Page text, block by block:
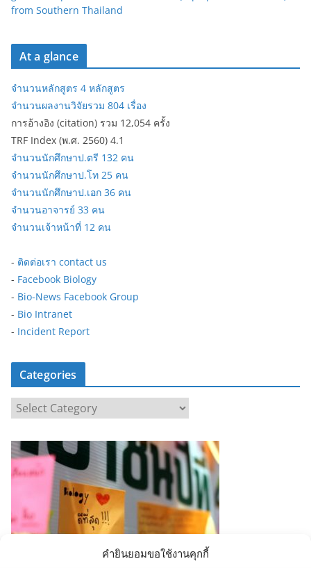
คำยินยอมขอใช้งานคุกกี้
from Southern Thailand
At a glance
จำนวนหลักสูตร 4 หลักสูตร
จำนวนผลงานวิจัยรวม 804 เรื่อง
การอ้างอิง (citation) รวม 12,054 ครั้ง
TRF Index (พ.ศ. 2560) 4.1
จำนวนนักศึกษาป.ตรี 132 คน
จำนวนนักศึกษาป.โท 25 คน
จำนวนนักศึกษาป.เอก 36 คน
จำนวนอาจารย์ 33 คน
จำนวนเจ้าหน้าที่ 12 คน
- ติดต่อเรา contact us
- Facebook Biology
- Bio-News Facebook Group
- Bio Intranet
- Incident Report
Categories
a
t
e
g
i